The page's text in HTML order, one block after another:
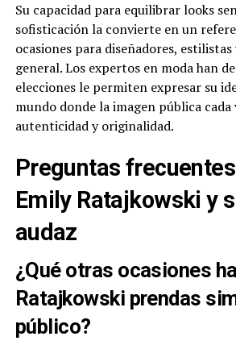
Su capacidad para equilibrar looks
sofisticación la convierte en un
ocasiones para diseñadores,
general. Los expertos en moda han
elecciones le permiten expresar su
mundo donde la imagen pública
autenticidad y originalidad.
Preguntas
Emily Ratajkowski y
audaz
¿Qué otras ocasiones
Ratajkowski prendas
público?